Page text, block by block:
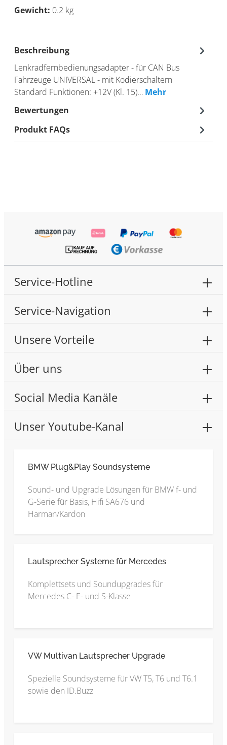
Gewicht: 0.2 kg
Beschreibung
Lenkradfernbedienungsadapter - für CAN Bus
Fahrzeuge UNIVERSAL - mit Kodierschaltern
Standard Funktionen: +12V (Kl. 15)… Mehr
Bewertungen
Produkt FAQs
Service-Hotline
Service-Navigation
Unsere Vorteile
Über uns
Social Media Kanäle
Unser Youtube-Kanal
BMW Plug&Play Soundsysteme
Sound- und Upgrade Lösungen für BMW f- und
G-Serie für Basis, Hifi SA676 und
Harman/Kardon
Lautsprecher Systeme für Mercedes
Komplettsets und Soundupgrades für
Mercedes C- E- und S-Klasse
VW Multivan Lautsprecher Upgrade
Spezielle Soundsysteme für VW T5, T6 und T6.1
sowie den ID.Buzz